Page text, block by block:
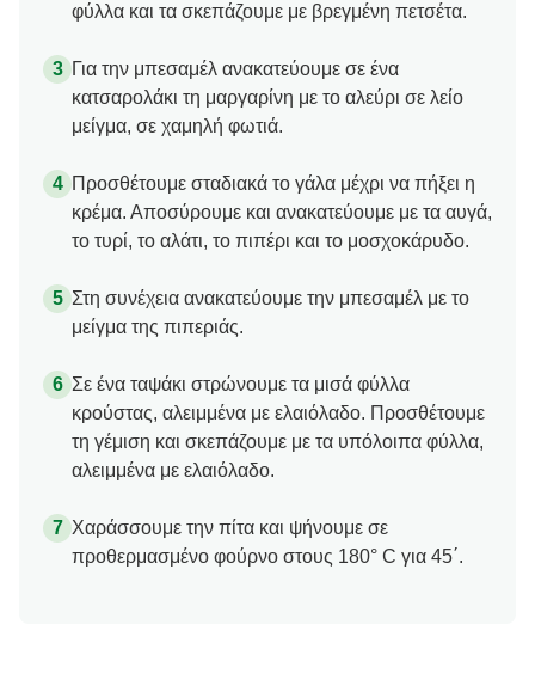
φύλλα και τα σκεπάζουμε με βρεγμένη πετσέτα.
Για την μπεσαμέλ ανακατεύουμε σε ένα
κατσαρολάκι τη μαργαρίνη με το αλεύρι σε λείο
μείγμα, σε χαμηλή φωτιά.
Προσθέτουμε σταδιακά το γάλα μέχρι να πήξει η
κρέμα. Αποσύρουμε και ανακατεύουμε με τα αυγά,
το τυρί, το αλάτι, το πιπέρι και το μοσχοκάρυδο.
Στη συνέχεια ανακατεύουμε την μπεσαμέλ με το
μείγμα της πιπεριάς.
Σε ένα ταψάκι στρώνουμε τα μισά φύλλα
κρούστας, αλειμμένα με ελαιόλαδο. Προσθέτουμε
τη γέμιση και σκεπάζουμε με τα υπόλοιπα φύλλα,
αλειμμένα με ελαιόλαδο.
Χαράσσουμε την πίτα και ψήνουμε σε
προθερμασμένο φούρνο στους 180° C για 45΄.